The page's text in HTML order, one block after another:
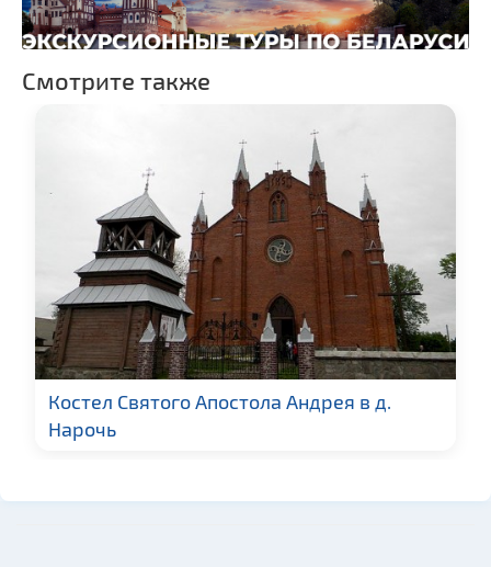
Смотрите также
Костел Святого Апостола Андрея в д.
Нарочь